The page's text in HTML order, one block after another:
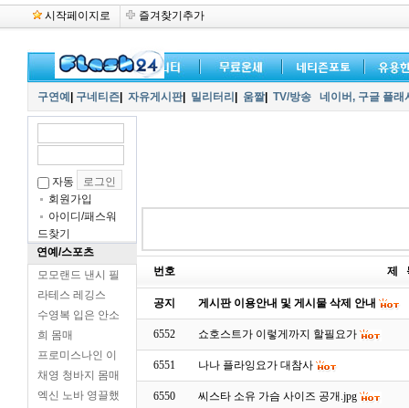
시작페이지로 즐겨찾기추가
구연예 구네티즌 자유게시판| 밀리터리 움짤| TV/방송 네이버, 구글 플
자동
회원가입
아이디/패스워
드찾기
연예/스포츠
모모랜드 낸시 필
라테스 레깅스
수영복 입은 안소
희 몸매
프로미스나인 이
채영 청바지 몸매
엑신 노바 영끌했
번호 제
공지 게시판 이용안내 및 게시물 삭제 안내
6552 쇼호스트가 이렇게까지 할필요가
6551 나나 플라잉요가 대참사
6550 씨스타 소유 가슴 사이즈 공개.jpg